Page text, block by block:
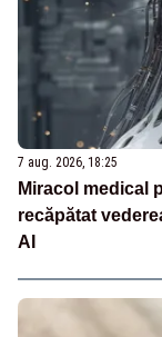
7 aug. 2026, 18:25
Miracol medical
recăpătat
AI